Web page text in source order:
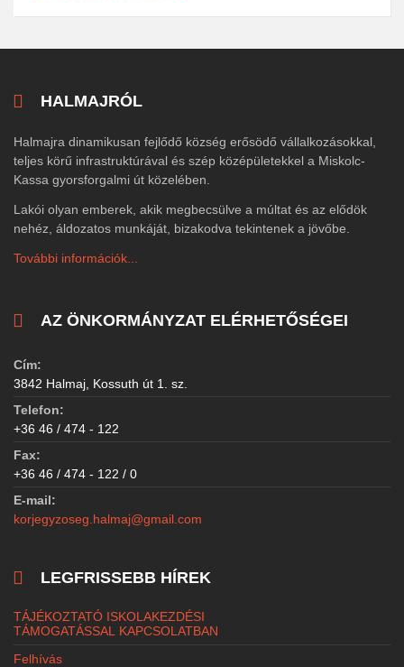
HALMAJRÓL
Halmajra dinamikusan fejlődő község erősödő vállalkozásokkal,
teljes körű infrastruktúrával és szép középületekkel a Miskolc-
Kassa gyorsforgalmi út közelében.
Lakói olyan emberek, akik megbecsülve a múltat és az elődök
nehéz, áldozatos munkáját, bizakodva tekintenek a jövőbe.
További információk...
AZ ÖNKORMÁNYZAT ELÉRHETŐSÉGEI
Cím:
3842 Halmaj, Kossuth út 1. sz.
Telefon:
+36 46 / 474 - 122
Fax:
+36 46 / 474 - 122 / 0
E-mail:
korjegyzoseg.halmaj@gmail.com
LEGFRISSEBB HÍREK
TÁJÉKOZTATÓ ISKOLAKEZDÉSI
TÁMOGATÁSSAL KAPCSOLATBAN
Felhívás